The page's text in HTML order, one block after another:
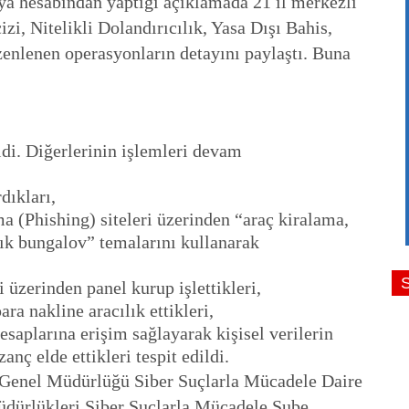
Nitelikli Dolandırıcılık, Yasa Dışı Bahis,
operasyonların detayını paylaştı. Buna
Diğerlerinin işlemleri devam
(Phishing) siteleri üzerinden “araç kiralama,
bungalov” temalarını kullanarak
üzerinden panel kurup işlettikleri,
nakline aracılık ettikleri,
erişim sağlayarak kişisel verilerin
elde ettikleri tespit edildi.
Müdürlüğü Siber Suçlarla Mücadele Daire